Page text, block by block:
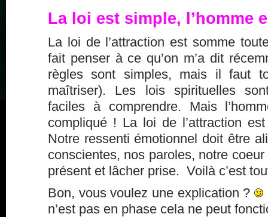
La loi est simple, l’homme
La loi de l’attraction est somme
fait penser à ce qu’on m’a dit
règles sont simples, mais il faut
maîtriser). Les lois spirituelles
faciles à comprendre. Mais
compliqué ! La loi de l’attraction
Notre ressenti émotionnel doit être
conscientes, nos paroles, notre
présent et lâcher prise. Voilà c’est
Bon, vous voulez une explication ?
n’est pas en phase cela ne peut